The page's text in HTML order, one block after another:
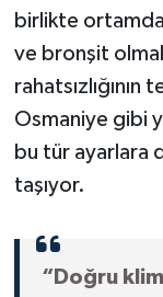
birlikte
ve bronşit
Osmaniye gibi
bu tür ayarlara
taşıyor.
“Doğru